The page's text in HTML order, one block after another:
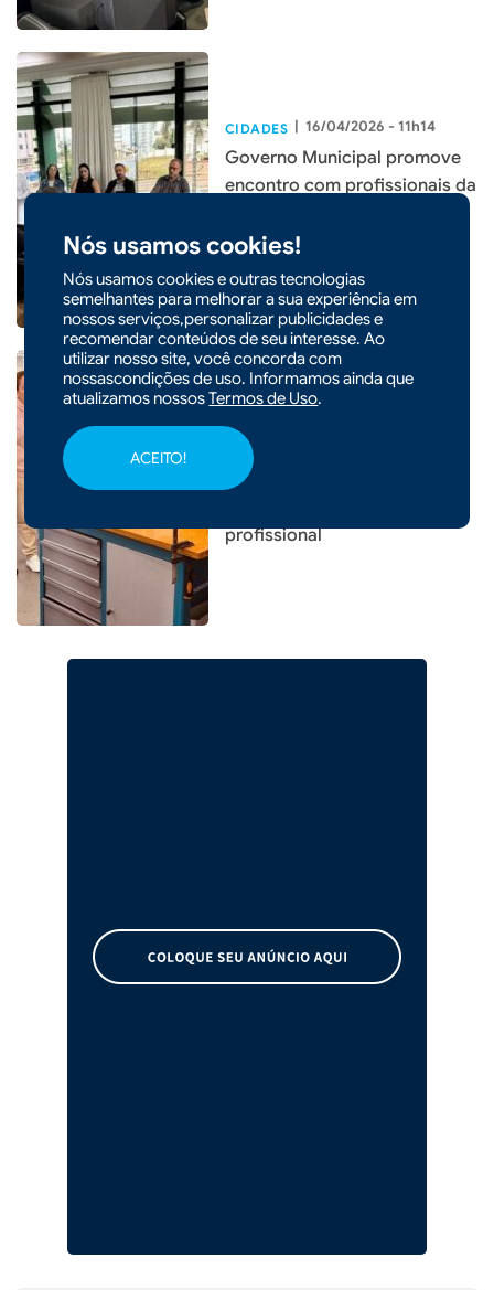
Nós usamos cookies!
Nós usamos cookies e outras tecnologias
semelhantes para melhorar a sua experiência em
nossos serviços,personalizar publicidades e
recomendar conteúdos de seu interesse. Ao
utilizar nosso site, você concorda com
nossascondições de uso. Informamos ainda que
atualizamos nossosTermos de Uso.
ACEITO!
CIDADES | 16/04/2026 - 11h14
Governo Municipal promove
encontro com profissionais da
melhorias
|
Prefeitura de Xaxim promove
curso gratuito de elétrica e
profissional